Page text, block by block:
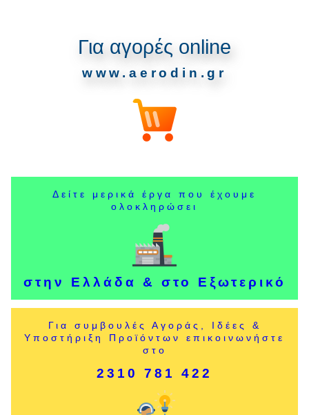
Για αγορές online
www.aerodin.gr
Δείτε μερικά έργα που έχουμε
ολοκληρώσει
στην Ελλάδα & στο Εξωτερικό
Για συμβουλές Αγοράς, Ιδέες &
Υποστήριξη Προϊόντων επικοινωνήστε
στο
2310 781 422